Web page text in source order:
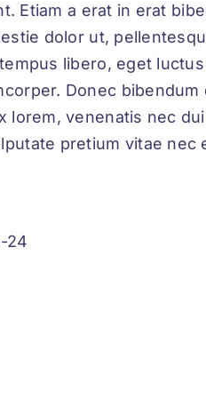
Etiam a erat in erat
dolor ut,
libero, eget
Donec
venenatis nec
pretium vitae nec